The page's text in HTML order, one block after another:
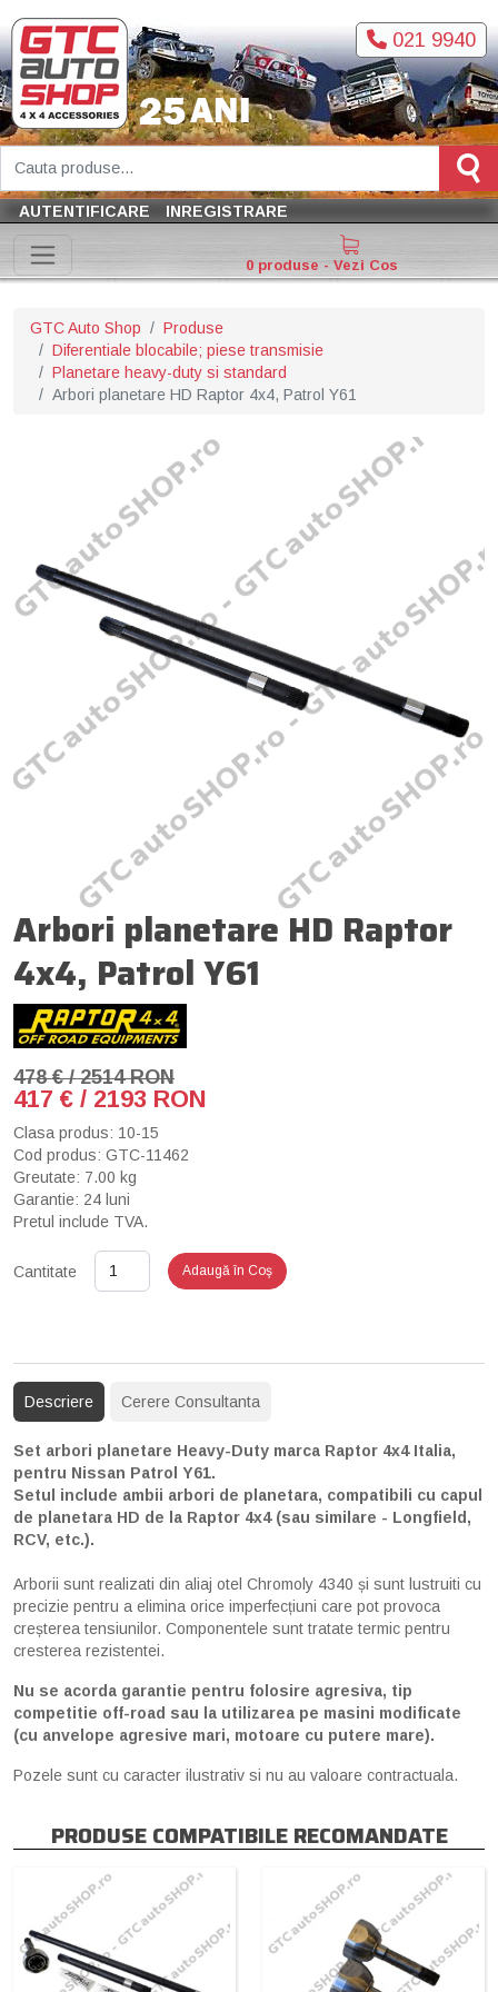
021 9940
AUTENTIFICARE INREGISTRARE
0 produse - Vezi Cos
GTC Auto Shop
Produse
Diferentiale blocabile; piese transmisie
Planetare heavy-duty si standard
Arbori planetare HD Raptor 4x4, Patrol Y61
Arbori planetare HD Raptor
4x4, Patrol Y61
478 € / 2514 RON
417 € / 2193 RON
Clasa produs: 10-15
Cod produs: GTC-11462
Greutate: 7.00 kg
Garantie: 24 luni
Pretul include TVA.
Cantitate Adaugă în Coş
Descriere Cerere Consultanta
Set arbori planetare Heavy-Duty marca Raptor 4x4 Italia,
pentru Nissan Patrol Y61.
Setul include ambii arbori de planetara, compatibili cu capul
de planetara HD de la Raptor 4x4 (sau similare - Longfield,
RCV, etc.).
Arborii sunt realizati din aliaj otel Chromoly 4340 și sunt lustruiti cu
precizie pentru a elimina orice imperfecțiuni care pot provoca
creșterea tensiunilor. Componentele sunt tratate termic pentru
cresterea rezistentei.
Nu se acorda garantie pentru folosire agresiva, tip
competitie off-road sau la utilizarea pe masini modificate
(cu anvelope agresive mari, motoare cu putere mare).
Pozele sunt cu caracter ilustrativ si nu au valoare contractuala.
PRODUSE COMPATIBILE RECOMANDATE